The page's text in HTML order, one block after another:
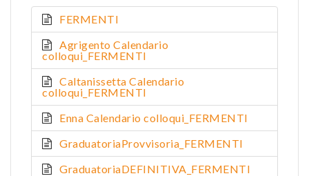
FERMENTI
Agrigento Calendario
colloqui_FERMENTI
Caltanissetta Calendario
colloqui_FERMENTI
Enna Calendario colloqui_FERMENTI
GraduatoriaProvvisoria_FERMENTI
GraduatoriaDEFINITIVA_FERMENTI